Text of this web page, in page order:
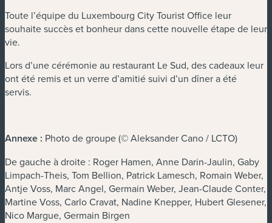
Toute l’équipe du Luxembourg City Tourist Office leur
souhaite succès et bonheur dans cette nouvelle étape de leur
vie.
Lors d’une cérémonie au restaurant Le Sud, des cadeaux leur
ont été remis et un verre d’amitié suivi d’un dîner a été
servis.
Annexe : Photo de groupe (© Aleksander Cano / LCTO)
De gauche à droite : Roger Hamen, Anne Darin-Jaulin, Gaby
Limpach-Theis, Tom Bellion, Patrick Lamesch, Romain Weber,
Antje Voss, Marc Angel, Germain Weber, Jean-Claude Conter,
Martine Voss, Carlo Cravat, Nadine Knepper, Hubert Glesener,
Nico Margue, Germain Birgen